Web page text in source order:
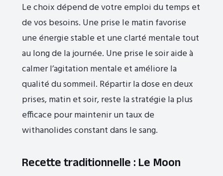
Le choix dépend de votre emploi du temps et
de vos besoins. Une prise le matin favorise
une énergie stable et une clarté mentale tout
au long de la journée. Une prise le soir aide à
calmer l’agitation mentale et améliore la
qualité du sommeil. Répartir la dose en deux
prises, matin et soir, reste la stratégie la plus
efficace pour maintenir un taux de
withanolides constant dans le sang.
Recette traditionnelle : Le Moon